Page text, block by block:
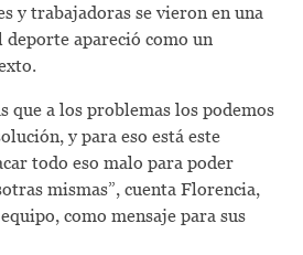
y trabajadoras se vieron en una
deporte apareció como un
que a los problemas los podemos
y para eso está este
todo eso malo para poder
mismas”, cuenta Florencia,
como mensaje para sus